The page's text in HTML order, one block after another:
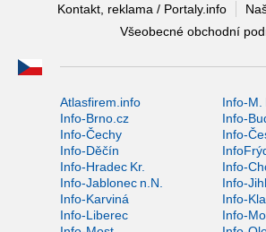
Kontakt, reklama / Portaly.info
Všeobecné obchodní
Atlasfirem.info
Info-M.
Info-Brno.cz
Info-
Info-Čechy
Info-
Info-Děčín
Info-Hradec Kr.
Info-
Info-Jablonec n.N.
Info-
Info-Karviná
Info-
Info-Liberec
Info-